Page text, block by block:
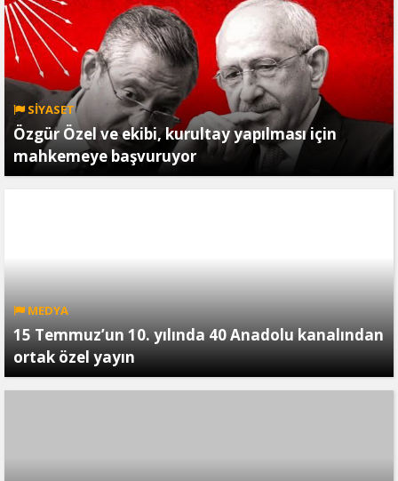
SİYASET
Özgür Özel ve ekibi, kurultay yapılması için
mahkemeye başvuruyor
MEDYA
15 Temmuz’un 10. yılında 40 Anadolu kanalından
ortak özel yayın